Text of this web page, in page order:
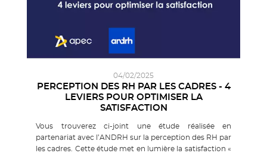
04/02/2025
PERCEPTION DES RH PAR LES CADRES - 4
LEVIERS POUR OPTIMISER LA
SATISFACTION
Vous trouverez ci-joint une étude réalisée en
partenariat avec l’ANDRH sur la perception des RH par
les cadres. Cette étude met en lumière la satisfaction «